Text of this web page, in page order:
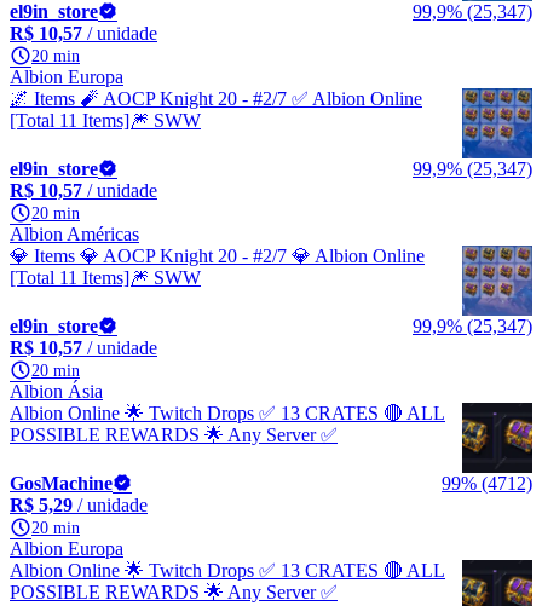
el9in_store
99,9% (25,347)
R$ 10,57 / unidade
20 min
Albion Europa
🌌 Items 🧨 AOCP Knight 20 - #2/7 ✅ Albion Online
[Total 11 Items]🎆 SWW
el9in_store
99,9% (25,347)
R$ 10,57 / unidade
20 min
Albion Américas
💎 Items 💎 AOCP Knight 20 - #2/7 💎 Albion Online
[Total 11 Items]🎆 SWW
el9in_store
99,9% (25,347)
R$ 10,57 / unidade
20 min
Albion Ásia
Albion Online 🌟 Twitch Drops ✅ 13 CRATES 🔴 ALL
POSSIBLE REWARDS 🌟 Any Server ✅
GosMachine
99% (4712)
R$ 5,29 / unidade
20 min
Albion Europa
Albion Online 🌟 Twitch Drops ✅ 13 CRATES 🔴 ALL
POSSIBLE REWARDS 🌟 Any Server ✅